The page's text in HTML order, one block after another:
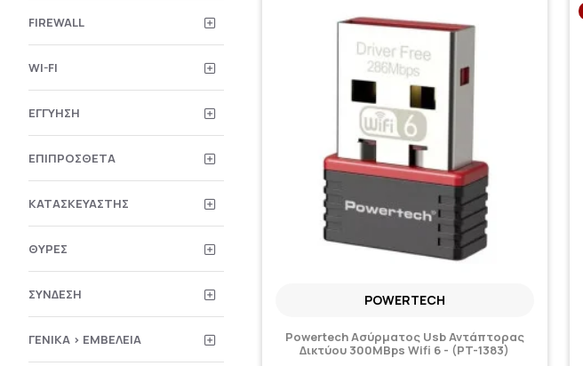
FIREWALL
WI-FI
ΕΓΓΎΗΣΗ
ΕΠΙΠΡΌΣΘΕΤΑ
ΚΑΤΑΣΚΕΥΑΣΤΉΣ
ΘΎΡΕΣ
ΣΎΝΔΕΣΗ
ΓΕΝΙΚΆ > ΕΜΒΈΛΕΙΑ
POWERTECH
Powertech Ασύρματος Usb Αντάπτορας
Δικτύου 300MBps Wifi 6 - (PT-1383)